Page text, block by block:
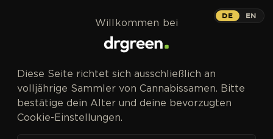
Blue Dream
Blueberry trifft Super Silver Haze –
Westküsten-Klassiker mit 28 % THC-
Potential.
DE EN
Willkommen bei
Diese Seite richtet sich ausschließlich an
volljährige Sammler von Cannabissamen. Bitte
bestätige dein Alter und deine bevorzugten
Cookie-Einstellungen.